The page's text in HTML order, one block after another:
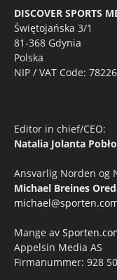
DISCOVER SPORTS
Świętojańska 3/1
81-368 Gdynia
Polska
NIP / VAT Code:
Editor in chief/CEO:
Natalia Jolanta
Ansvarlig Norden og
Michael Breines
Mange av
Appelsin Media AS
Firmanummer: 928